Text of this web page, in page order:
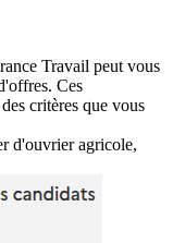
Travail peut vous
Ces
critères que vous
d'ouvrier agricole,